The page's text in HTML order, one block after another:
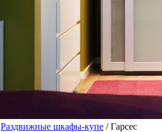
Раздвижные шкафы-купе / Гарсес